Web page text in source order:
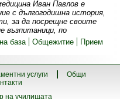
Иван Павлов е
с дългогодишна история,
за да посрещне своите
възпитаници, по
база Общежитие Прием
услуги
Общи
на училищата